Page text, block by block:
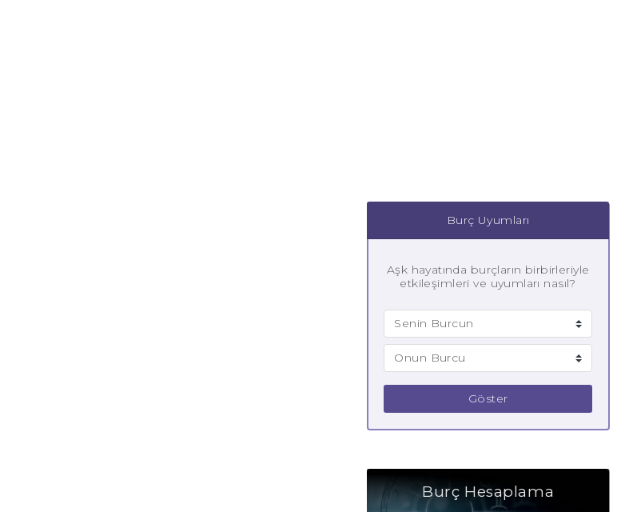
Burç Uyumları
Aşk hayatında burçların birbirleriyle
etkileşimleri ve uyumları nasıl?
Göster
Burç Hesaplama